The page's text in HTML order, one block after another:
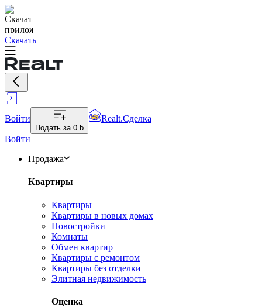
Скачать
Войти
Подать за 0 ƃ
Realt.Сделка
Войти
Продажа
Квартиры
Квартиры
Квартиры в новых домах
Новостройки
Комнаты
Обмен квартир
Квартиры с ремонтом
Квартиры без отделки
Элитная недвижимость
Оценка